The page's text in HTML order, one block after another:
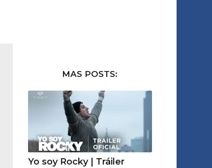
MAS POSTS:
Yo soy Rocky | Tráiler